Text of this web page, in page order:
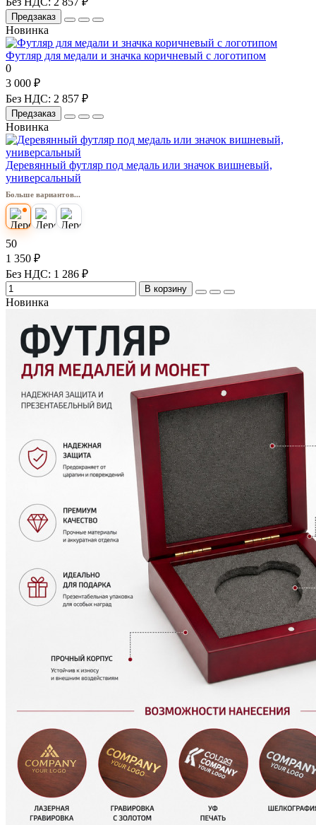
Предзаказ
Новинка
Футляр для медали и значка коричневый с логотипом
0
3 000 ₽
Без НДС: 2 857 ₽
Предзаказ
Новинка
Деревянный футляр под медаль или значок вишневый,
универсальный
Больше вариантов...
50
1 350 ₽
Без НДС: 1 286 ₽
В корзину
Новинка